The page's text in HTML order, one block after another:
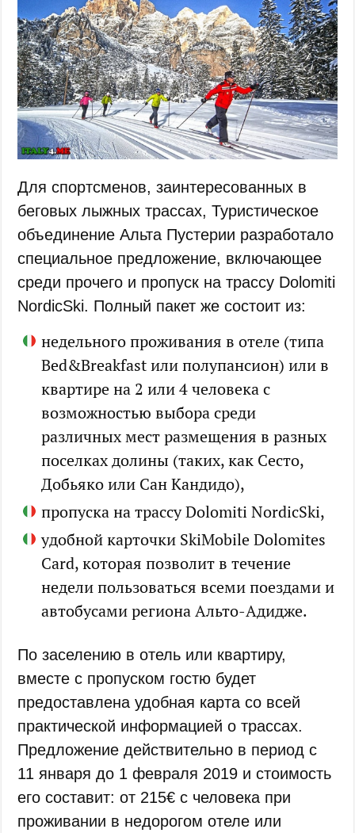
Для спортсменов, заинтересованных в
беговых лыжных трассах, Туристическое
объединение Альта Пустерии разработало
специальное предложение, включающее
среди прочего и пропуск на трассу Dolomiti
NordicSki. Полный пакет же состоит из:
недельного проживания в отеле (типа
Bed&Breakfast или полупансион) или в
квартире на 2 или 4 человека с
возможностью выбора среди
различных мест размещения в разных
поселках долины (таких, как Сесто,
Добьяко или Сан Кандидо),
пропуска на трассу Dolomiti NordicSki,
удобной карточки SkiMobile Dolomites
Card, которая позволит в течение
недели пользоваться всеми поездами и
автобусами региона Альто-Адидже.
По заселению в отель или квартиру,
вместе с пропуском гостю будет
предоставлена удобная карта со всей
практической информацией о трассах.
Предложение действительно в период с
11 января до 1 февраля 2019 и стоимость
его составит: от 215€ с человека при
проживании в недорогом отеле или